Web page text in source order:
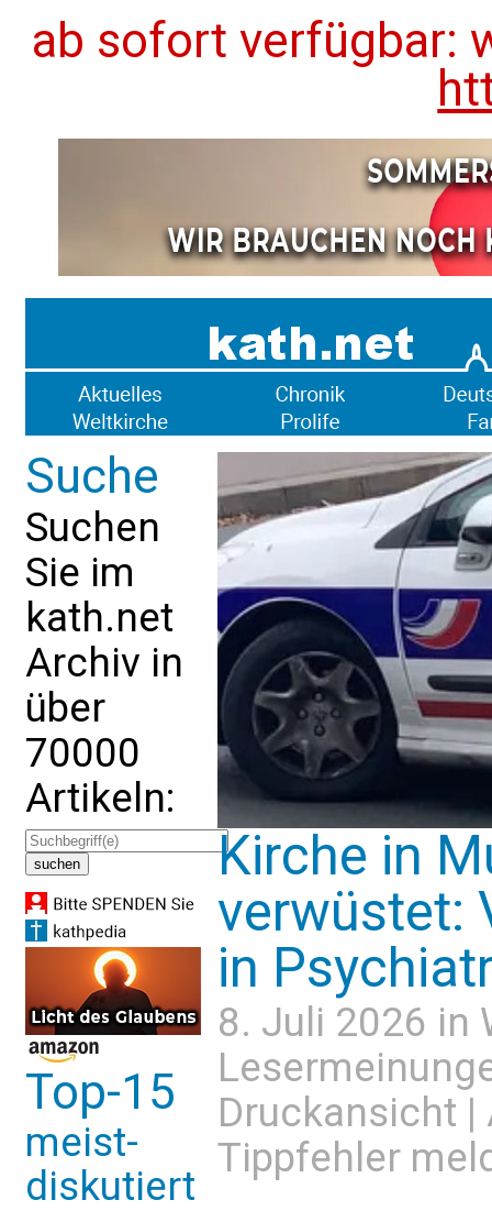
ab sofort verfügbar:
Suche
Suchen
Sie im
kath.net
Archiv in
über
70000
Artikeln:
Top-15
meist-
diskutiert
Kirche in
verwüstet:
in
8. Juli 2026 in
Druckansicht |
Tippfehler